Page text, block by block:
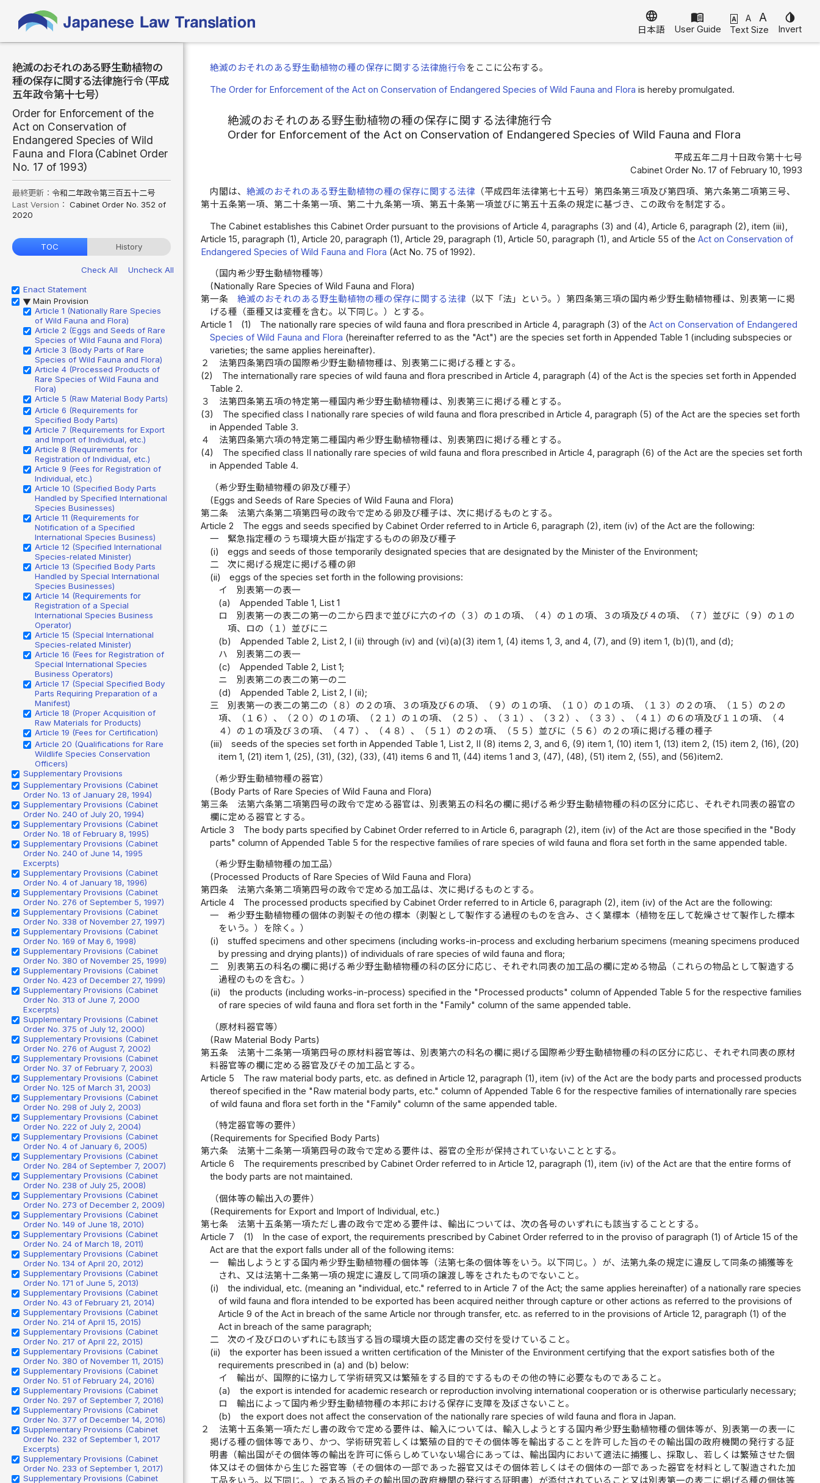
language
日本語
menu_book
User Guide
A A A
Text Size
invert_colors
Invert
絶滅のおそれのある野生動植物の
種の保存に関する法律施行令（平成
五年政令第十七号）
Order for Enforcement of the
Act on Conservation of
Endangered Species of Wild
Fauna and Flora（Cabinet Order
No. 17 of 1993）
最終更新： 令和二年政令第三百五十二号
Last Version： Cabinet Order No. 352 of
2020
TOC History
Check All
Uncheck All
Enact Statement
▶ Main Provision
Article 1 (Nationally Rare Species
of Wild Fauna and Flora)
Article 2 (Eggs and Seeds of Rare
Species of Wild Fauna and Flora)
Article 3 (Body Parts of Rare
Species of Wild Fauna and Flora)
Article 4 (Processed Products of
Rare Species of Wild Fauna and
Flora)
Article 5 (Raw Material Body Parts)
Article 6 (Requirements for
Specified Body Parts)
Article 7 (Requirements for Export
and Import of Individual, etc.)
Article 8 (Requirements for
Registration of Individual, etc.)
Article 9 (Fees for Registration of
Individual, etc.)
Article 10 (Specified Body Parts
Handled by Specified International
Species Businesses)
Article 11 (Requirements for
Notification of a Specified
International Species Business)
Article 12 (Specified International
Species-related Minister)
Article 13 (Specified Body Parts
Handled by Special International
Species Businesses)
Article 14 (Requirements for
Registration of a Special
International Species Business
Operator)
Article 15 (Special International
Species-related Minister)
Article 16 (Fees for Registration of
Special International Species
Business Operators)
Article 17 (Special Specified Body
Parts Requiring Preparation of a
Manifest)
Article 18 (Proper Acquisition of
Raw Materials for Products)
Article 19 (Fees for Certification)
Article 20 (Qualifications for Rare
Wildlife Species Conservation
Officers)
Supplementary Provisions
Supplementary Provisions (Cabinet
Order No. 13 of January 28, 1994)
Supplementary Provisions (Cabinet
Order No. 240 of July 20, 1994)
Supplementary Provisions (Cabinet
Order No. 18 of February 8, 1995)
Supplementary Provisions (Cabinet
Order No. 240 of June 14, 1995
Excerpts)
Supplementary Provisions (Cabinet
Order No. 4 of January 18, 1996)
Supplementary Provisions (Cabinet
Order No. 276 of September 5, 1997)
Supplementary Provisions (Cabinet
Order No. 338 of November 27, 1997)
Supplementary Provisions (Cabinet
Order No. 169 of May 6, 1998)
Supplementary Provisions (Cabinet
Order No. 380 of November 25, 1999)
Supplementary Provisions (Cabinet
Order No. 423 of December 27, 1999)
Supplementary Provisions (Cabinet
Order No. 313 of June 7, 2000
Excerpts)
Supplementary Provisions (Cabinet
Order No. 375 of July 12, 2000)
Supplementary Provisions (Cabinet
Order No. 276 of August 7, 2002)
Supplementary Provisions (Cabinet
Order No. 37 of February 7, 2003)
Supplementary Provisions (Cabinet
Order No. 125 of March 31, 2003)
Supplementary Provisions (Cabinet
Order No. 298 of July 2, 2003)
Supplementary Provisions (Cabinet
Order No. 222 of July 2, 2004)
Supplementary Provisions (Cabinet
Order No. 4 of January 6, 2005)
Supplementary Provisions (Cabinet
Order No. 284 of September 7, 2007)
Supplementary Provisions (Cabinet
Order No. 238 of July 25, 2008)
Supplementary Provisions (Cabinet
Order No. 273 of December 2, 2009)
Supplementary Provisions (Cabinet
Order No. 149 of June 18, 2010)
Supplementary Provisions (Cabinet
Order No. 24 of March 18, 2011)
Supplementary Provisions (Cabinet
Order No. 134 of April 20, 2012)
Supplementary Provisions (Cabinet
Order No. 171 of June 5, 2013)
Supplementary Provisions (Cabinet
Order No. 43 of February 21, 2014)
Supplementary Provisions (Cabinet
Order No. 214 of April 15, 2015)
Supplementary Provisions (Cabinet
Order No. 217 of April 22, 2015)
Supplementary Provisions (Cabinet
Order No. 380 of November 11, 2015)
Supplementary Provisions (Cabinet
Order No. 51 of February 24, 2016)
Supplementary Provisions (Cabinet
Order No. 297 of September 7, 2016)
Supplementary Provisions (Cabinet
Order No. 377 of December 14, 2016)
Supplementary Provisions (Cabinet
Order No. 232 of September 1, 2017
Excerpts)
Supplementary Provisions (Cabinet
Order No. 233 of September 1, 2017)
Supplementary Provisions (Cabinet
絶滅のおそれのある野生動植物の種の保存に関する法律施行令をここに公布する。
The Order for Enforcement of the Act on Conservation of Endangered Species of Wild Fauna and Flora is hereby promulgated.
絶滅のおそれのある野生動植物の種の保存に関する法律施行令
Order for Enforcement of the Act on Conservation of Endangered Species of Wild Fauna and Flora
平成五年二月十日政令第十七号
Cabinet Order No. 17 of February 10, 1993
内閣は、 絶滅のおそれのある野生動植物の種の保存に関する法律（平成四年法律第七十五号）第四条第三項及び第四項、第六条第二項第三号、
第十五条第一項、第二十条第一項、第二十九条第一項、第五十条第一項並びに第五十五条の規定に基づき、この政令を制定する。
The Cabinet establishes this Cabinet Order pursuant to the provisions of Article 4, paragraphs (3) and (4), Article 6, paragraph (2), item (iii),
Article 15, paragraph (1), Article 20, paragraph (1), Article 29, paragraph (1), Article 50, paragraph (1), and Article 55 of theAct on Conservation of
Endangered Species of Wild Fauna and Flora (Act No. 75 of 1992).
（国内希少野生動植物種等）
(Nationally Rare Species of Wild Fauna and Flora)
第一条
絶滅のおそれのある野生動植物の種の保存に関する法律（以下「法」という。）第四条第三項の国内希少野生動植物種は、別表第一に掲
げる種（亜種又は変種を含む。以下同じ。）とする。
Article 1
(1) The nationally rare species of wild fauna and flora prescribed in Article 4, paragraph (3) of theAct on Conservation of Endangered
Species of Wild Fauna and Flora (hereinafter referred to as the "Act") are the species set forth in Appended Table 1 (including subspecies or
varieties; the same applies hereinafter).
２
法第四条第四項の国際希少野生動植物種は、別表第二に掲げる種とする。
(2)
The internationally rare species of wild fauna and flora prescribed in Article 4, paragraph (4) of the Act is the species set forth in Appended
Table 2.
３
法第四条第五項の特定第一種国内希少野生動植物種は、別表第三に掲げる種とする。
(3)
The specified class I nationally rare species of wild fauna and flora prescribed in Article 4, paragraph (5) of the Act are the species set forth
in Appended Table 3.
４
法第四条第六項の特定第二種国内希少野生動植物種は、別表第四に掲げる種とする。
(4)
The specified class II nationally rare species of wild fauna and flora prescribed in Article 4, paragraph (6) of the Act are the species set forth
in Appended Table 4.
（希少野生動植物種の卵及び種子）
(Eggs and Seeds of Rare Species of Wild Fauna and Flora)
第二条
法第六条第二項第四号の政令で定める卵及び種子は、次に掲げるものとする。
Article 2
The eggs and seeds specified by Cabinet Order referred to in Article 6, paragraph (2), item (iv) of the Act are the following:
一
緊急指定種のうち環境大臣が指定するものの卵及び種子
(i)
eggs and seeds of those temporarily designated species that are designated by the Minister of the Environment;
二
次に掲げる規定に掲げる種の卵
(ii)
eggs of the species set forth in the following provisions:
イ
別表第一の表一
(a)
Appended Table 1, List 1
ロ
別表第一の表二の第一の二から四まで並びに六のイの（３）の１の項、（４）の１の項、３の項及び４の項、（７）並びに（９）の１の
項、ロの（１）並びにニ
(b)
Appended Table 2, List 2, I (ii) through (iv) and (vi)(a)(3) item 1, (4) items 1, 3, and 4, (7), and (9) item 1, (b)(1), and (d);
ハ
別表第二の表一
(c)
Appended Table 2, List 1;
ニ
別表第二の表二の第一の二
(d)
Appended Table 2, List 2, I (ii);
三
別表第一の表二の第二の（８）の２の項、３の項及び６の項、（９）の１の項、（１０）の１の項、（１３）の２の項、（１５）の２の
項、（１６）、（２０）の１の項、（２１）の１の項、（２５）、（３１）、（３２）、（３３）、（４１）の６の項及び１１の項、（４
４）の１の項及び３の項、（４７）、（４８）、（５１）の２の項、（５５）並びに（５６）の２の項に掲げる種の種子
(iii)
seeds of the species set forth in Appended Table 1, List 2, II (8) items 2, 3, and 6, (9) item 1, (10) item 1, (13) item 2, (15) item 2, (16), (20)
item 1, (21) item 1, (25), (31), (32), (33), (41) items 6 and 11, (44) items 1 and 3, (47), (48), (51) item 2, (55), and (56)item2.
（希少野生動植物種の器官）
(Body Parts of Rare Species of Wild Fauna and Flora)
第三条
法第六条第二項第四号の政令で定める器官は、別表第五の科名の欄に掲げる希少野生動植物種の科の区分に応じ、それぞれ同表の器官の
欄に定める器官とする。
Article 3
The body parts specified by Cabinet Order referred to in Article 6, paragraph (2), item (iv) of the Act are those specified in the "Body
parts" column of Appended Table 5 for the respective families of rare species of wild fauna and flora set forth in the same appended table.
（希少野生動植物種の加工品）
(Processed Products of Rare Species of Wild Fauna and Flora)
第四条
法第六条第二項第四号の政令で定める加工品は、次に掲げるものとする。
Article 4
The processed products specified by Cabinet Order referred to in Article 6, paragraph (2), item (iv) of the Act are the following:
一
希少野生動植物種の個体の剥製その他の標本（剥製として製作する過程のものを含み、さく葉標本（植物を圧して乾燥させて製作した標本
をいう。）を除く。）
(i)
stuffed specimens and other specimens (including works-in-process and excluding herbarium specimens (meaning specimens produced
by pressing and drying plants)) of individuals of rare species of wild fauna and flora;
二
別表第五の科名の欄に掲げる希少野生動植物種の科の区分に応じ、それぞれ同表の加工品の欄に定める物品（これらの物品として製造する
過程のものを含む。）
(ii)
the products (including works-in-process) specified in the "Processed products" column of Appended Table 5 for the respective families
of rare species of wild fauna and flora set forth in the "Family" column of the same appended table.
（原材料器官等）
(Raw Material Body Parts)
第五条
法第十二条第一項第四号の原材料器官等は、別表第六の科名の欄に掲げる国際希少野生動植物種の科の区分に応じ、それぞれ同表の原材
料器官等の欄に定める器官及びその加工品とする。
Article 5
The raw material body parts, etc. as defined in Article 12, paragraph (1), item (iv) of the Act are the body parts and processed products
thereof specified in the "Raw material body parts, etc." column of Appended Table 6 for the respective families of internationally rare species
of wild fauna and flora set forth in the "Family" column of the same appended table.
（特定器官等の要件）
(Requirements for Specified Body Parts)
第六条
法第十二条第一項第四号の政令で定める要件は、器官の全形が保持されていないこととする。
Article 6
The requirements prescribed by Cabinet Order referred to in Article 12, paragraph (1), item (iv) of the Act are that the entire forms of
the body parts are not maintained.
（個体等の輸出入の要件）
(Requirements for Export and Import of Individual, etc.)
第七条
法第十五条第一項ただし書の政令で定める要件は、輸出については、次の各号のいずれにも該当することとする。
Article 7
(1)
In the case of export, the requirements prescribed by Cabinet Order referred to in the proviso of paragraph (1) of Article 15 of the
Act are that the export falls under all of the following items:
一
輸出しようとする国内希少野生動植物種の個体等（法第七条の個体等をいう。以下同じ。）が、法第九条の規定に違反して同条の捕獲等を
され、又は法第十二条第一項の規定に違反して同項の譲渡し等をされたものでないこと。
(i)
the individual, etc. (meaning an "individual, etc." referred to in Article 7 of the Act; the same applies hereinafter) of a nationally rare species
of wild fauna and flora intended to be exported has been acquired neither through capture or other actions as referred to the provisions of
Article 9 of the Act in breach of the same Article nor through transfer, etc. as referred to in the provisions of Article 12, paragraph (1) of the
Act in breach of the same paragraph;
二
次のイ及びロのいずれにも該当する旨の環境大臣の認定書の交付を受けていること。
(ii)
the exporter has been issued a written certification of the Minister of the Environment certifying that the export satisfies both of the
requirements prescribed in (a) and (b) below:
イ
輸出が、国際的に協力して学術研究又は繁殖をする目的でするものその他の特に必要なものであること。
(a)
the export is intended for academic research or reproduction involving international cooperation or is otherwise particularly necessary;
ロ
輸出によって国内希少野生動植物種の本邦における保存に支障を及ぼさないこと。
(b)
the export does not affect the conservation of the nationally rare species of wild fauna and flora in Japan.
２
法第十五条第一項ただし書の政令で定める要件は、輸入については、輸入しようとする国内希少野生動植物種の個体等が、別表第一の表一に
掲げる種の個体等であり、かつ、学術研究若しくは繁殖の目的でその個体等を輸出することを許可した旨のその輸出国の政府機関の発行する証
明書（輸出国がその個体等の輸出を許可に係らしめていない場合にあっては、輸出国内において適法に捕獲し、採取し、若しくは繁殖させた個
体又はその個体から生じた器官等（その個体の一部であった器官又はその個体若しくはその個体の一部であった器官を材料として製造された加
工品をいう。以下同じ。）である旨のその輸出国の政府機関の発行する証明書）が添付されていること又は別表第一の表二に掲げる種の個体等